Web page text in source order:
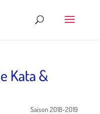
Kata &
Saison 2018-2019